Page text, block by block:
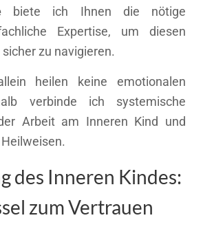
biete ich Ihnen die nötige
Expertise, um diesen
zu navigieren.
heilen keine emotionalen
verbinde ich systemische
Arbeit am Inneren Kind und
des Inneren Kindes:
zum Vertrauen